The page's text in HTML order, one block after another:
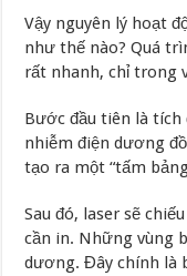
Vậy nguyên lý hoạt
như thế nào? Quá
rất nhanh, chỉ trong
Bước đầu tiên là
nhiễm điện dương
tạo ra một “tấm
Sau đó, laser sẽ
cần in. Những vùng
dương. Đây chính là